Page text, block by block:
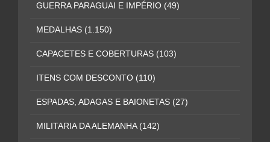
GUERRA PARAGUAI E IMPÉRIO (49)
MEDALHAS (1.150)
CAPACETES E COBERTURAS (103)
ITENS COM DESCONTO (110)
ESPADAS, ADAGAS E BAIONETAS (27)
MILITARIA DA ALEMANHA (142)